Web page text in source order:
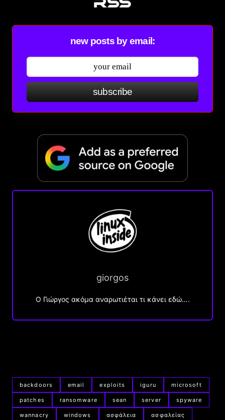
new posts by email:
subscribe
giorgos
Ο Γιώργος ακόμα αναρωτιέται τι κάνει εδώ….
backdoors email exploits iguru microsoft
patches ransomware sean server spyware
wannacry windows ασφάλεια ασφαλείας